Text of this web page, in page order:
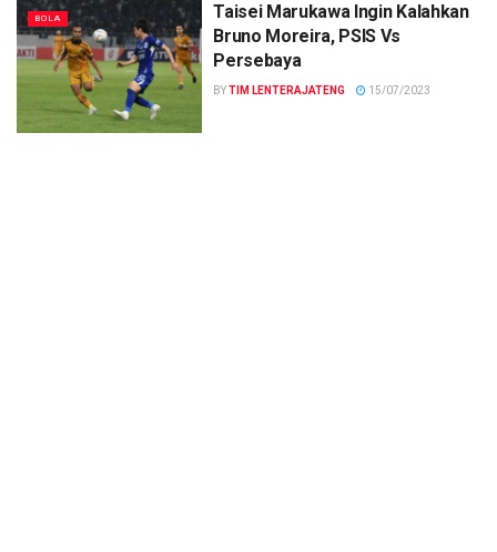
BOLA
Taisei Marukawa Ingin Kalahkan
Bruno Moreira, PSIS Vs
Persebaya
BYTIM LENTERAJATENG 15/07/2023